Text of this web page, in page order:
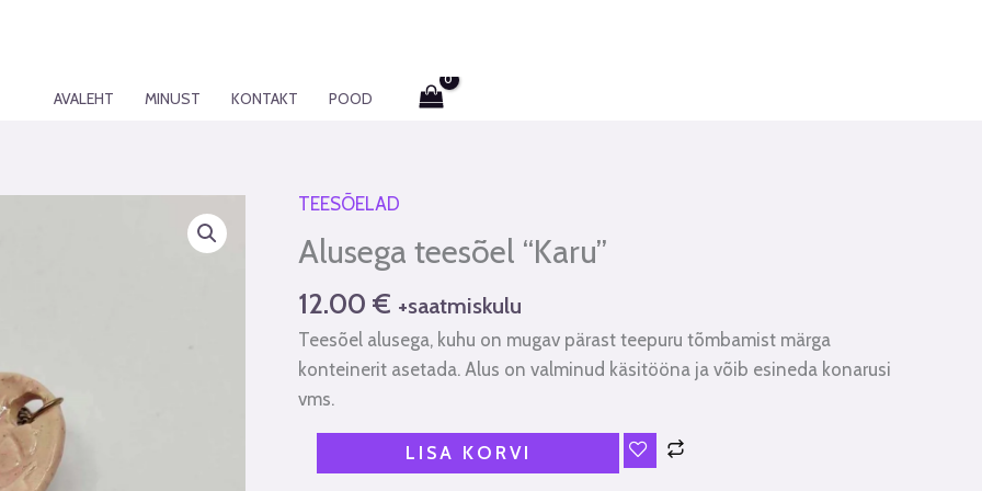
AVALEHT MINUST KONTAKT POOD
TEESÕELAD
Alusega teesõel “Karu”
12.00 € +saatmiskulu
Teesõel alusega, kuhu on mugav pärast teepuru tõmbamist märga
konteinerit asetada. Alus on valminud käsitööna ja võib esineda konarusi
vms.
Alusega
teesõel
"Karu"
kogus
LISA KORVI